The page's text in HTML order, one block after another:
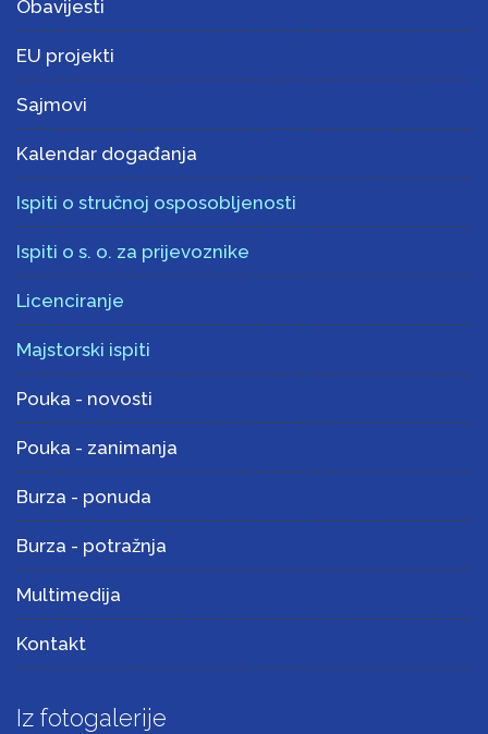
Obavijesti
EU projekti
Sajmovi
Kalendar događanja
Ispiti o stručnoj osposobljenosti
Ispiti o s. o. za prijevoznike
Licenciranje
Majstorski ispiti
Pouka - novosti
Pouka - zanimanja
Burza - ponuda
Burza - potražnja
Multimedija
Kontakt
Iz fotogalerije